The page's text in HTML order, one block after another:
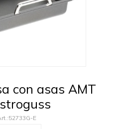
con asas AMT
52733G-E